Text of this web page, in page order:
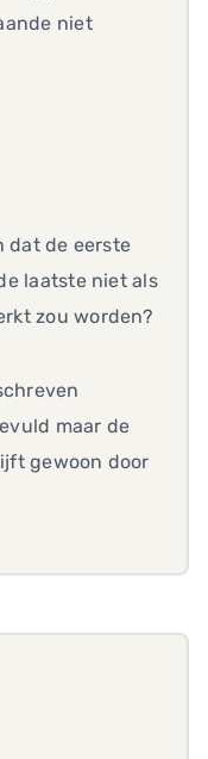
niet
dat de eerste
laatste niet als
zou worden?
maar de
gewoon door